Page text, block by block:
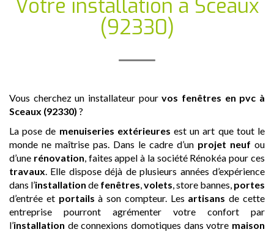
Votre installation à Sceaux
(92330)
Vous cherchez un installateur pourvos fenêtres en pvc à
Sceaux (92330) ?
La pose de menuiseries extérieures est un art que tout le
monde ne maîtrise pas. Dans le cadre d’un projet neuf ou
d’une rénovation, faites appel à la société Rénokéa pour ces
travaux. Elle dispose déjà de plusieurs années d’expérience
dans l’installation de fenêtres,volets, store bannes, portes
d’entrée et portails à son compteur. Les artisans de cette
entreprise pourront agrémenter votre confort par
l’installation de connexions domotiques dans votre maison